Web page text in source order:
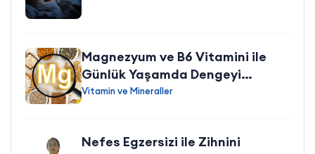
Magnezyum ve B6 Vitamini ile
Günlük Yaşamda Dengeyi
Desteklemek
Vitamin ve Mineraller
Nefes Egzersizi ile Zihnini